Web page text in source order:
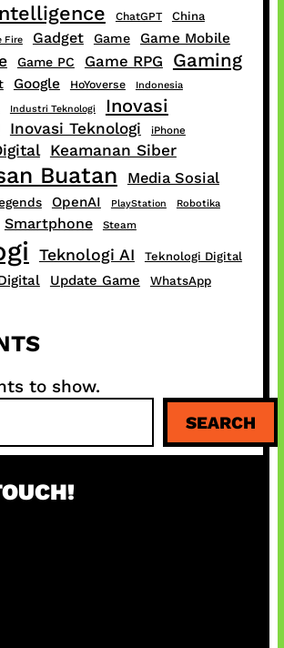
ChatGPT China
Fire Gadget Game Game Mobile
Game PC Game RPG Gaming
Google HoYoverse Indonesia
Industri Teknologi Inovasi
Inovasi Teknologi iPhone
Keamanan Siber
Buatan Media Sosial
OpenAI PlayStation Robotika
Smartphone Steam
Teknologi AI Teknologi Digital
Update Game WhatsApp
to show.
SEARCH